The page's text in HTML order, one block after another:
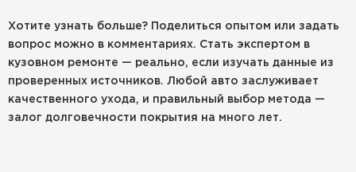
Хотите узнать больше? Поделиться опытом или задать
вопрос можно в комментариях. Стать экспертом в
кузовном ремонте — реально, если изучать данные из
проверенных источников. Любой авто заслуживает
качественного ухода, и правильный выбор метода —
залог долговечности покрытия на много лет.